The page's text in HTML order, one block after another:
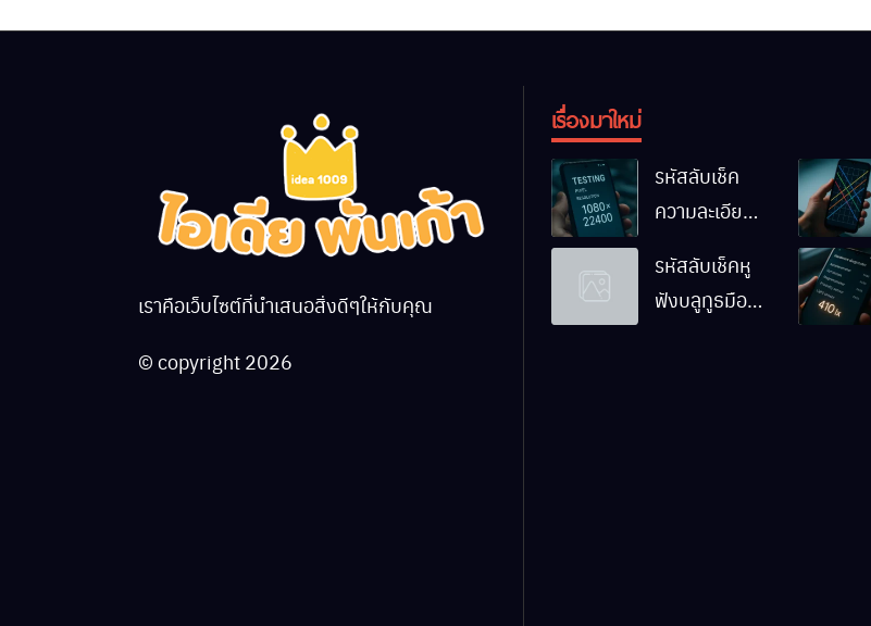
เราคือเว็บไซต์ที่นำเสนอสิ่งดีๆให้กับคุณ
© copyright 2026
เรื่องมาใหม่
รหัสลับเช็ค
ความละเอียด
Android ทำ
ยังไง
รหัสลับเช็คหู
ฟังบลูทูธมือ